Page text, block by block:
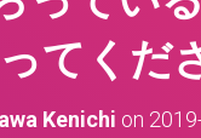
てくだ
Kenichi on